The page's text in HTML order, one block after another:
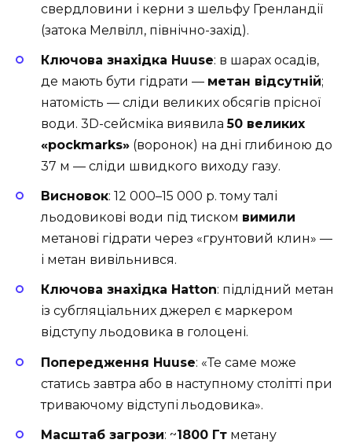
свердловини і керни з шельфу Гренландії
(затока Мелвілл, північно-захід).
Ключова знахідка Huuse: в шарах осадів,
де мають бути гідрати — метан відсутній;
натомість — сліди великих обсягів прісної
води. 3D-сейсміка виявила50 великих
«pockmarks» (воронок) на дні глибиною до
37 м — сліди швидкого виходу газу.
Висновок: 12 000–15 000 р. тому талі
льодовикові води під тиском вимили
метанові гідрати через «грунтовий клин» —
і метан вивільнився.
Ключова знахідка Hatton: підлідний метан
із субгляціальних джерел є маркером
відступу льодовика в голоцені.
Попередження Huuse: «Те саме може
статись завтра або в наступному столітті при
триваючому відступі льодовика».
Масштаб загрози: ~1800 Гт метану